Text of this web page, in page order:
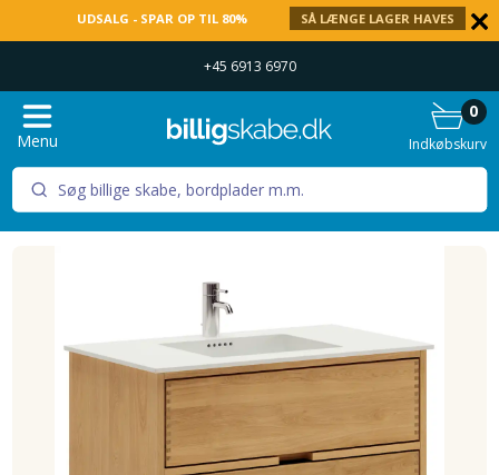
UDSALG - SPAR OP TIL 80% SÅ LÆNGE LAGER HAVES
+45 6913 6970
Menu Indkøbskurv
0